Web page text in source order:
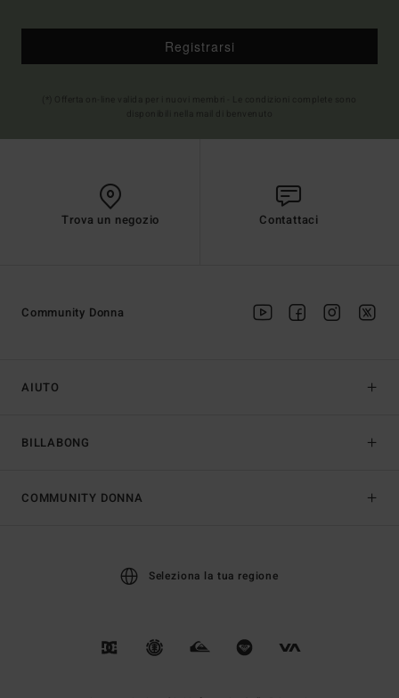
Registrarsi
Trova un negozio Contattaci
AIUTO
BILLABONG
Community Donna
COMMUNITY DONNA
Seleziona la tua regione